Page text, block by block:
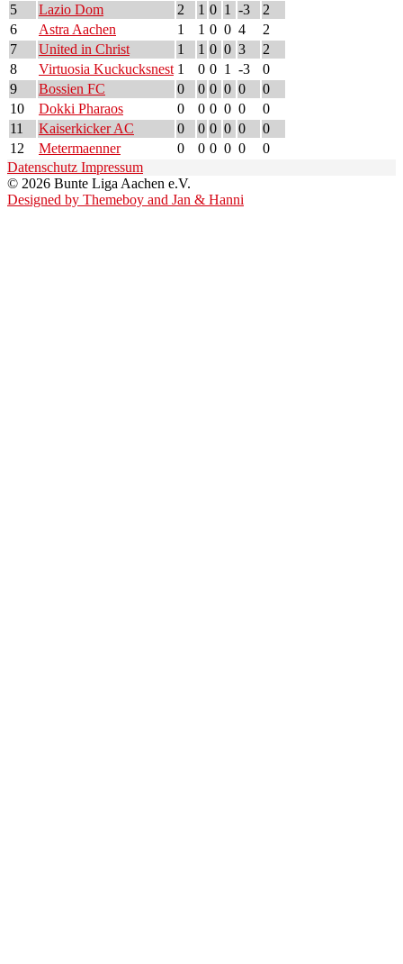
5
Lazio Dom 2 1 0 1 -3
2
6
Astra Aachen 1 1 0 0 4
2
7
United in Christ 1 1 0 0 3
2
8
Virtuosia Kuckucksnest 1 0 0 1 -3
0
9
Bossien FC 0 0 0 0 0
0
10
Dokki Pharaos 0 0 0 0 0
0
11
Kaiserkicker AC 0 0 0 0 0
0
12
Metermaenner 0 0 0 0 0
0
Datenschutz Impressum
© 2026 Bunte Liga Aachen e.V.
Designed by Themeboy and Jan & Hanni